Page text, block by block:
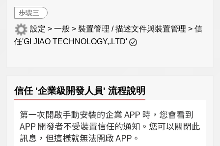
步驟三
設定 > 一般 > 裝置管理 / 描述文件與裝置管理 > 信
任'GI JIAO TECHNOLOGY,.LTD'
信任 '企業級開發人員' 流程說明